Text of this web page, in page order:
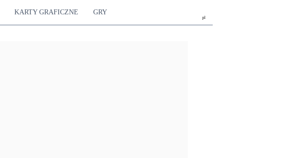
pl
KARTY GRAFICZNE GRY